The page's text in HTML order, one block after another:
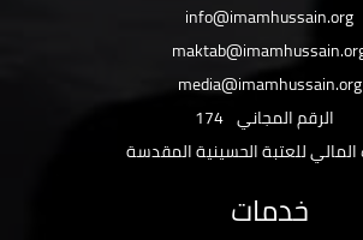
info@imamhussain.org
media@imamhussain.org
الرقم المجاني 174
للعتبة الحسينية المقدسة
خدمات